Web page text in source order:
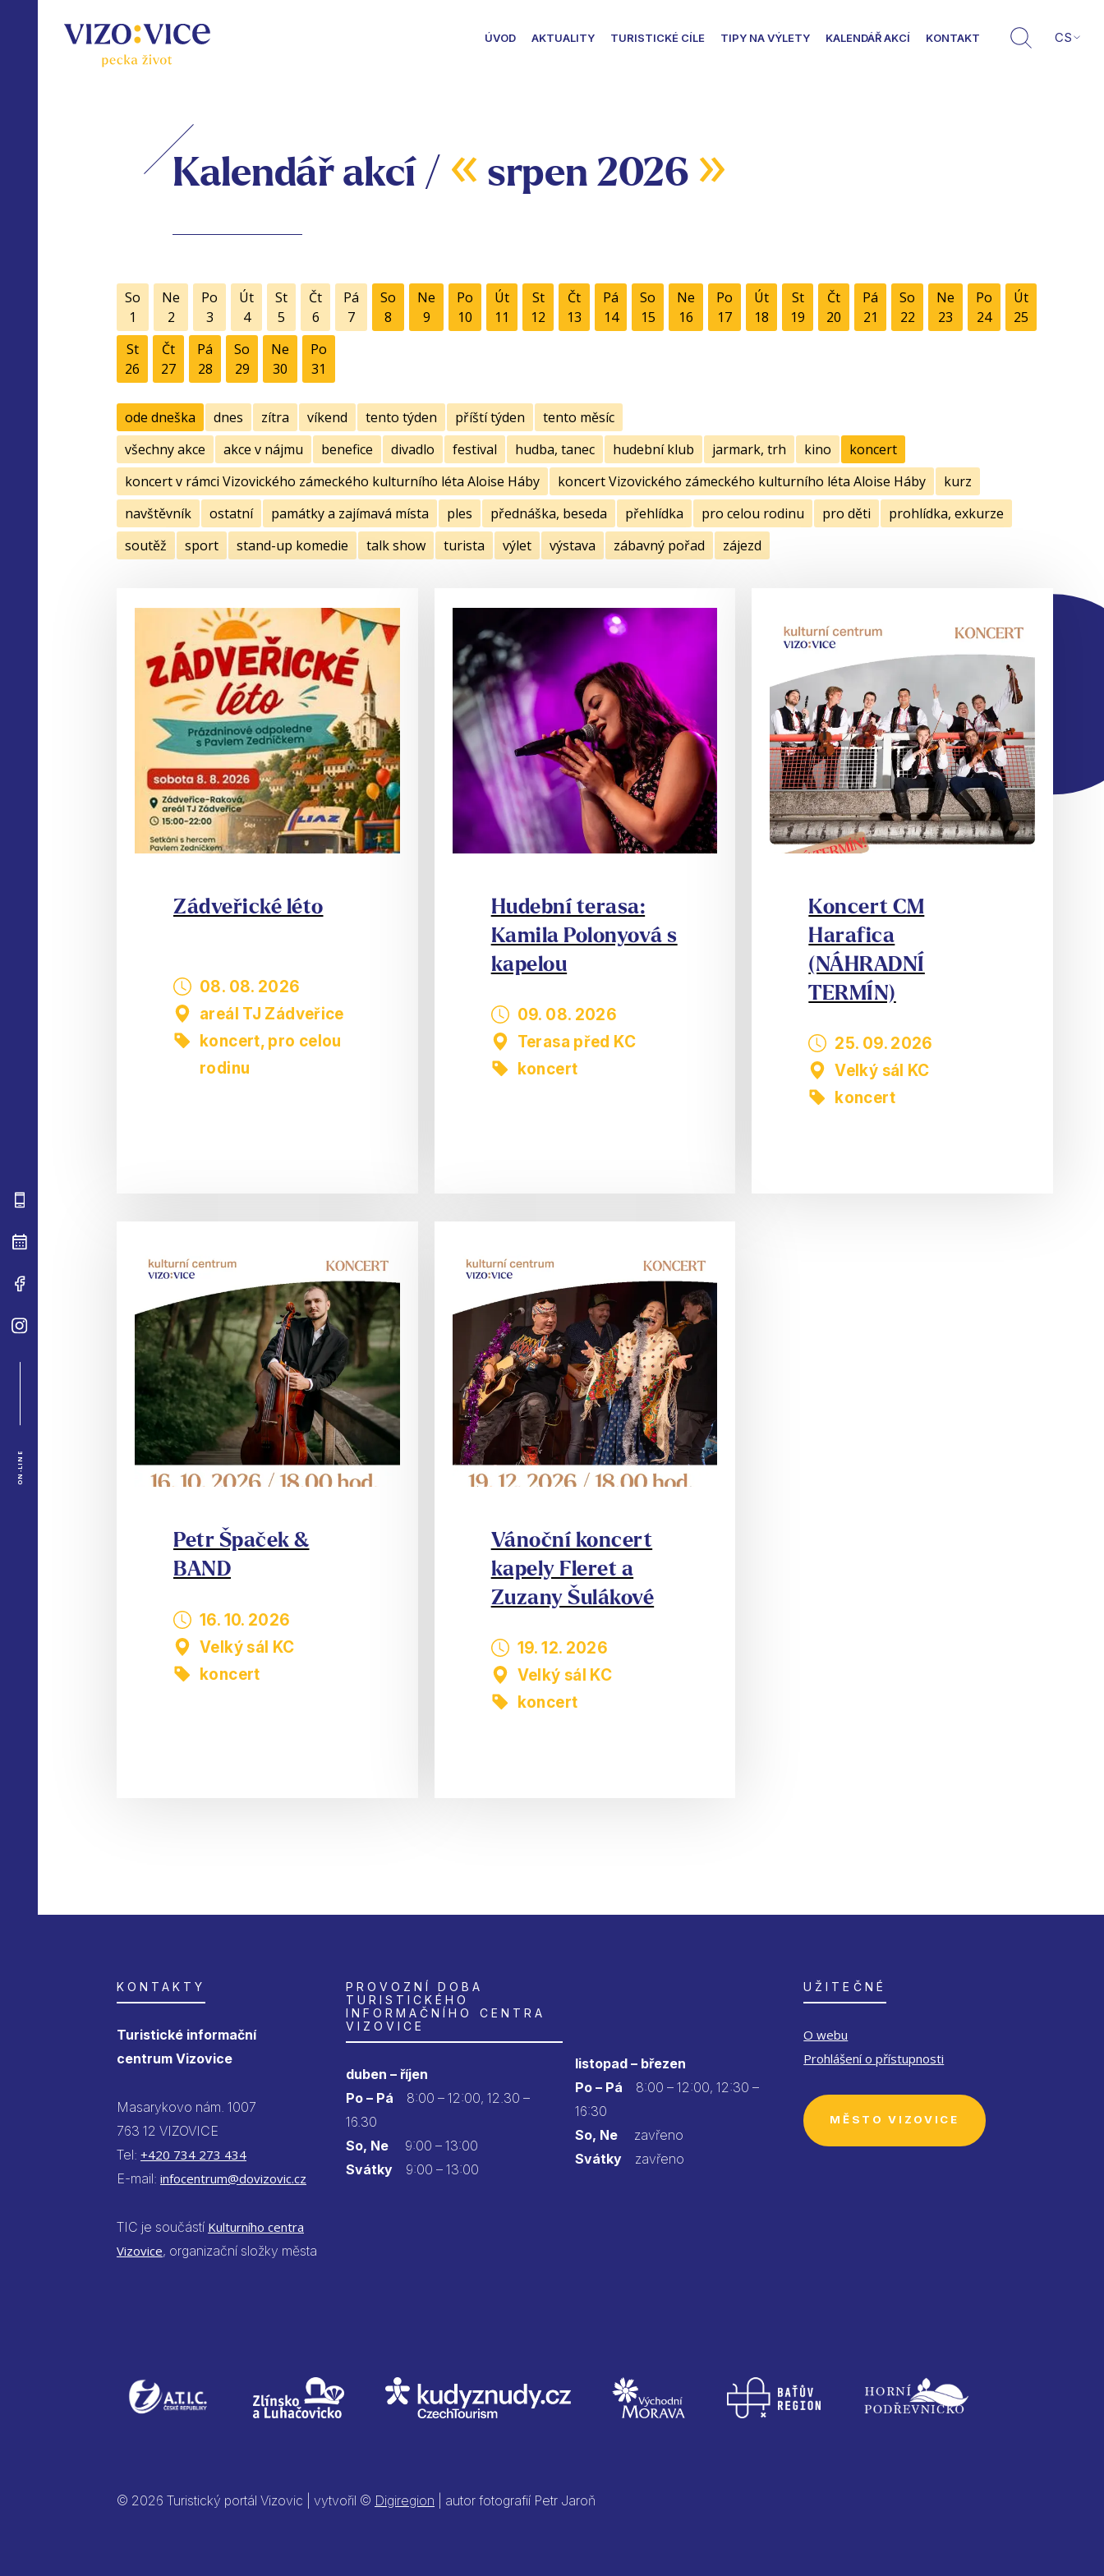
ÚVOD AKTUALITY TURISTICKÉ CÍLE TIPY NA VÝLETY KALENDÁŘ AKCÍ KONTAKT CS
ON-LINE
Kalendář akcí / « srpen 2026 »
So
1
Ne
2
Po
3
Út
4
St
5
Čt
6
Pá
7
So
8
Ne
9
Po
10
Út
11
St
12
Čt
13
Pá
14
So
15
Ne
16
Po
17
Út
18
St
19
Čt
20
Pá
21
So
22
Ne
23
Po
24
Út
25
St
26
Čt
27
Pá
28
So
29
Ne
30
Po
31
ode dneška dnes zítra víkend tento týden příští týden
tento měsíc
všechny akce
akce v nájmu benefice divadlo festival hudba, tanec hudební klub jarmark, trh kino
koncert
koncert v rámci Vizovického zámeckého kulturního léta Aloise Háby
koncert Vizovického zámeckého kulturního léta Aloise Háby
kurz
navštěvník
ostatní památky a zajímavá místa ples přednáška, beseda přehlídka pro celou rodinu pro děti
prohlídka, exkurze
soutěž
sport stand-up komedie talk show turista výlet výstava zábavný pořad zájezd
Zádveřické léto
08. 08. 2026
areál TJ Zádveřice
koncert, pro celou
rodinu
Hudební terasa:
Kamila Polonyová s
kapelou
09. 08. 2026
Terasa před KC
koncert
Koncert CM
Harafica
(NÁHRADNÍ
TERMÍN)
25. 09. 2026
Velký sál KC
koncert
Petr Špaček &
BAND
16. 10. 2026
Velký sál KC
koncert
Vánoční koncert
kapely Fleret a
Zuzany Šulákové
19. 12. 2026
Velký sál KC
koncert
KONTAKTY
Turistické informační
centrum Vizovice
Masarykovo nám. 1007
763 12 VIZOVICE
Tel: +420 734 273 434
E-mail: infocentrum@dovizovic.cz
TIC je součástí Kulturního centra
Vizovice, organizační složky města
PROVOZNÍ DOBA
TURISTICKÉHO
INFORMAČNÍHO CENTRA
VIZOVICE
duben – říjen
Po – Pá
8:00 – 12:00, 12.30 –
16.30
So, Ne9:00 – 13:00
Svátky9:00 – 13:00
listopad – březen
Po – Pá 8:00 – 12:00, 12:30 –
16:30
So, Nezavřeno
Svátkyzavřeno
UŽITEČNÉ
O webu
Prohlášení o přístupnosti
MĚSTO VIZOVICE
© 2026 Turistický portál Vizovic | vytvořil © Digiregion | autor fotografií Petr Jaroň